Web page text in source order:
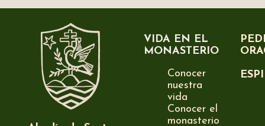
VIDA EN EL
MONASTERIO
Conocer
nuestra
vida
Conocer el
monasterio